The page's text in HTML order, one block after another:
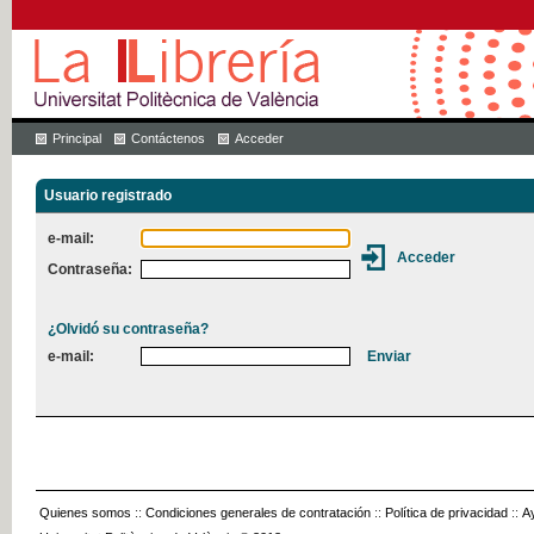
Principal Contáctenos Acceder
Usuario registrado
e-mail:
Contraseña:
¿Olvidó su contraseña?
e-mail:
Quienes somos :: Condiciones generales de contratación :: Política de privacidad ::